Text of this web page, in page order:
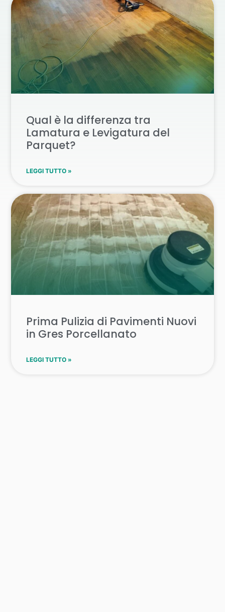
Qual è la differenza tra
Lamatura e Levigatura del
Parquet?
LEGGI TUTTO »
Prima Pulizia di Pavimenti Nuovi
in Gres Porcellanato
LEGGI TUTTO »